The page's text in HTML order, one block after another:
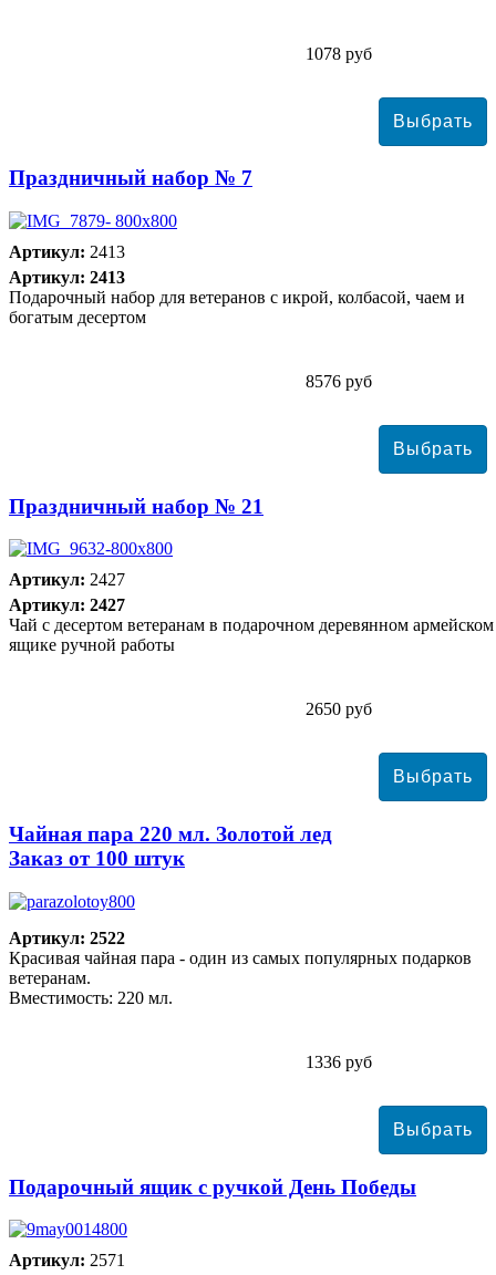
1078 руб
Праздничный набор № 7
Артикул: 2413
Артикул: 2413
Подарочный набор для ветеранов с икрой, колбасой, чаем и
богатым десертом
8576 руб
Праздничный набор № 21
Артикул: 2427
Артикул: 2427
Чай с десертом ветеранам в подарочном деревянном армейском
ящике ручной работы
2650 руб
Чайная пара 220 мл. Золотой лед
Заказ от 100 штук
Артикул: 2522
Красивая чайная пара - один из самых популярных подарков
ветеранам.
Вместимость: 220 мл.
1336 руб
Подарочный ящик с ручкой День Победы
Артикул: 2571